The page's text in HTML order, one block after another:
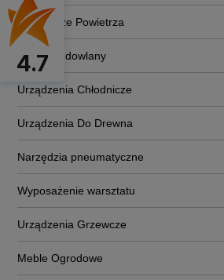
Osuszacze Powietrza
Sprzęt budowlany
Urządzenia Chłodnicze
Urządzenia Do Drewna
Narzędzia pneumatyczne
Wyposażenie warsztatu
Urządzenia Grzewcze
Meble Ogrodowe
4.7